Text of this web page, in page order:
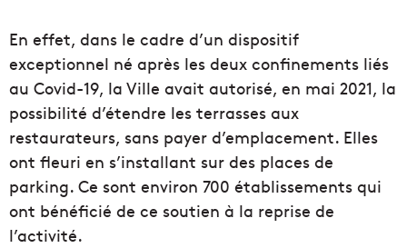
En effet, dans le cadre d’un dispositif
exceptionnel né après les deux confinements liés
au Covid-19, la Ville avait autorisé, en mai 2021, la
possibilité d’étendre les terrasses aux
restaurateurs, sans payer d’emplacement. Elles
ont fleuri en s’installant sur des places de
parking. Ce sont environ 700 établissements qui
ont bénéficié de ce soutien à la reprise de
l’activité.